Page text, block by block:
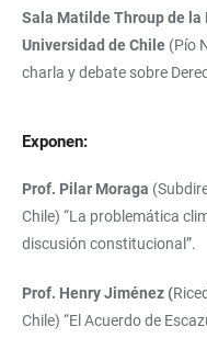
Sala Matilde Throup de la
Universidad de Chile (Pío
charla y debate sobre
Exponen:
Prof. Pilar Moraga
Chile) “La problemática
discusión constitucional”.
Prof. Henry Jiménez (
Chile) “El Acuerdo de